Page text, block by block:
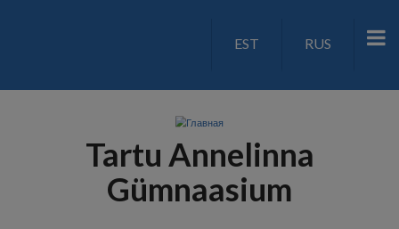
LANGUAGE
EST RUS
Tartu Annelinna
Gümnaasium